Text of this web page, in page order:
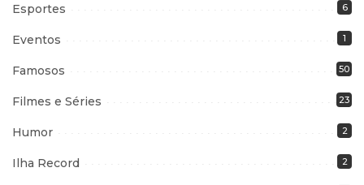
Esportes 6
Eventos 1
Famosos 50
Filmes e Séries 23
Humor 2
Ilha Record 2